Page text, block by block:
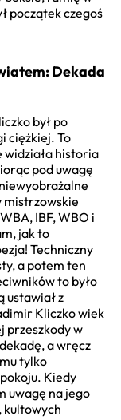
początek czegoś
Dekada
był po
ciężkiej. To
widziała historia
pod uwagę
mistrzowskie
IBF, WBO i
jak to
Techniczny
a potem ten
to było
ustawiał z
Kliczko wiek
przeszkody w
a wręcz
tylko
Kiedy
uwagę na jego
kultowych